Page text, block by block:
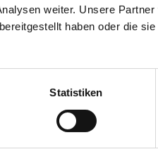
weiter. Unsere
haben oder die
Statistiken
Insekten schützen. Das